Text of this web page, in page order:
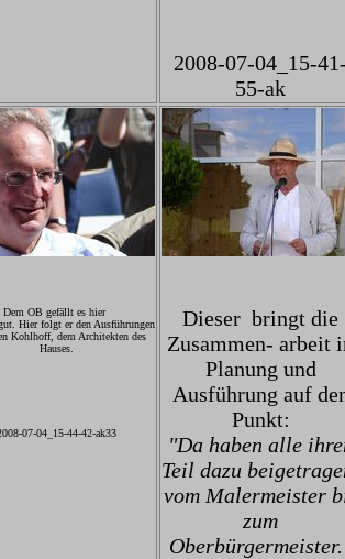
2008-07-04_15-
55-ak
Dem OB gefällt es hier
Hier folgt er den Ausführungen
Kohlhoff, dem Architekten des
Hauses.
07-04_15-44-42-ak33
Dieser bringt die
Zusammen- arbeit
Planung und
Ausführung auf
Punkt:
"Da haben alle
Teil dazu
vom Malermeister
zum